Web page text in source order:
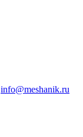
info@meshanik.ru